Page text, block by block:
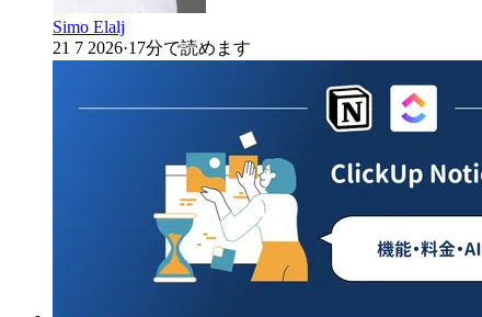
Simo Elalj
21 7 2026·17分で読めます